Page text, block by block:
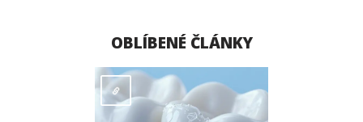
OBLÍBENÉ ČLÁNKY